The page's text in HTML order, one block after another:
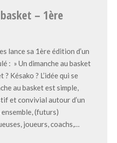
– 1ère
lance sa 1ère édition d’un
: » Un dimanche au basket
? Késako ? L’idée qui se
au basket est simple,
et convivial autour d’un
(futurs)
joueurs, coachs,…